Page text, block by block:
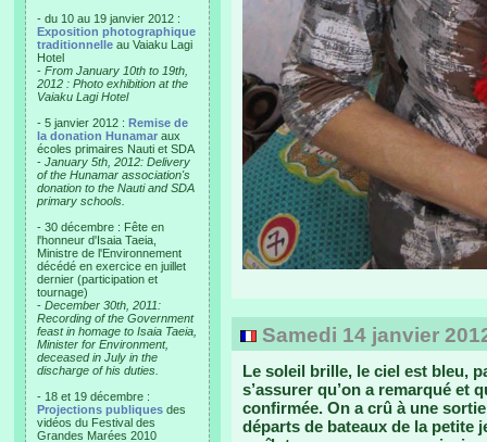
- du 10 au 19 janvier 2012 :
Exposition photographique
traditionnelle au Vaiaku Lagi
Hotel
- From January 10th to 19th,
2012 : Photo exhibition at the
Vaiaku Lagi Hotel
- 5 janvier 2012 : Remise de
la donation Hunamar aux
écoles primaires Nauti et SDA
- January 5th, 2012: Delivery
of the Hunamar association's
donation to the Nauti and SDA
primary schools.
- 30 décembre : Fête en
l'honneur d'Isaia Taeia,
Ministre de l'Environnement
décédé en exercice en juillet
dernier (participation et
tournage)
- December 30th, 2011:
Recording of the Government
feast in homage to Isaia Taeia,
Minister for Environment,
deceased in July in the
discharge of his duties.
- 18 et 19 décembre :
Projections publiques des
vidéos du Festival des
Grandes Marées 2010
Samedi 14 janvier
Le soleil brille, le ciel est bleu,
s’assurer qu’on a remarqué et
confirmée. On a crû à une
départs de bateaux de la petite